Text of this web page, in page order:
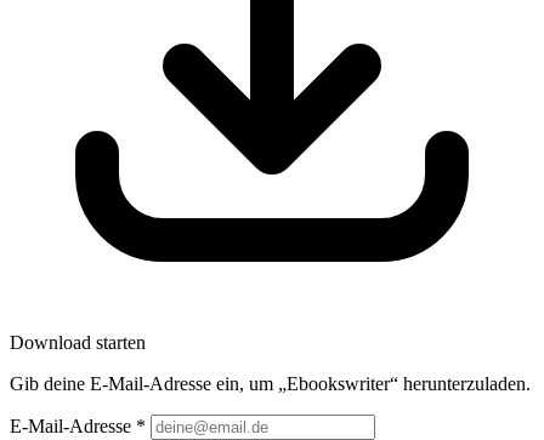
Download starten
Gib deine E-Mail-Adresse ein, um „Ebookswriter“ herunterzuladen.
E-Mail-Adresse *